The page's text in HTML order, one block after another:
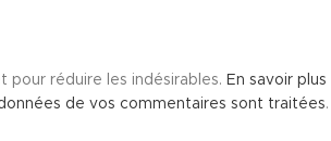
pour réduire les indésirables. En savoir plus
de vos commentaires sont traitées.